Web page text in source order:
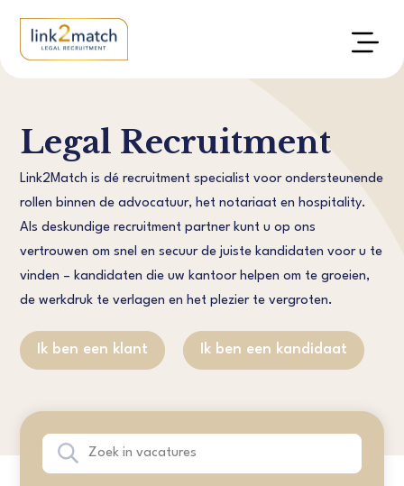
Legal Recruitment
Link2Match is dé recruitment specialist voor ondersteunende
rollen binnen de advocatuur, het notariaat en hospitality.
Als deskundige recruitment partner kunt u op ons
vertrouwen om snel en secuur de juiste kandidaten voor u te
vinden – kandidaten die uw kantoor helpen om te groeien,
de werkdruk te verlagen en het plezier te vergroten.
Ik ben een klant Ik ben een kandidaat